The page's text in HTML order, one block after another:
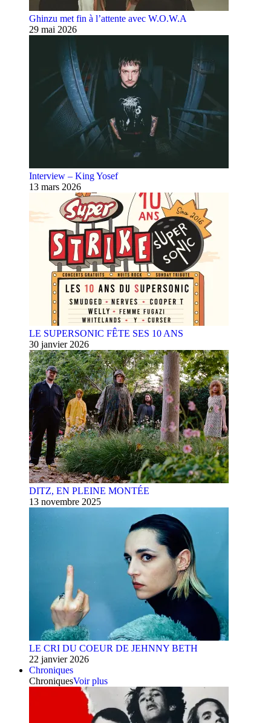
Ghinzu met fin à l’attente avec W.O.W.A
29 mai 2026
Interview – King Yosef
13 mars 2026
LE SUPERSONIC FÊTE SES 10 ANS
30 janvier 2026
DITZ, EN PLEINE MONTÉE
13 novembre 2025
LE CRI DU COEUR DE JEHNNY BETH
22 janvier 2026
Chroniques
ChroniquesVoir plus